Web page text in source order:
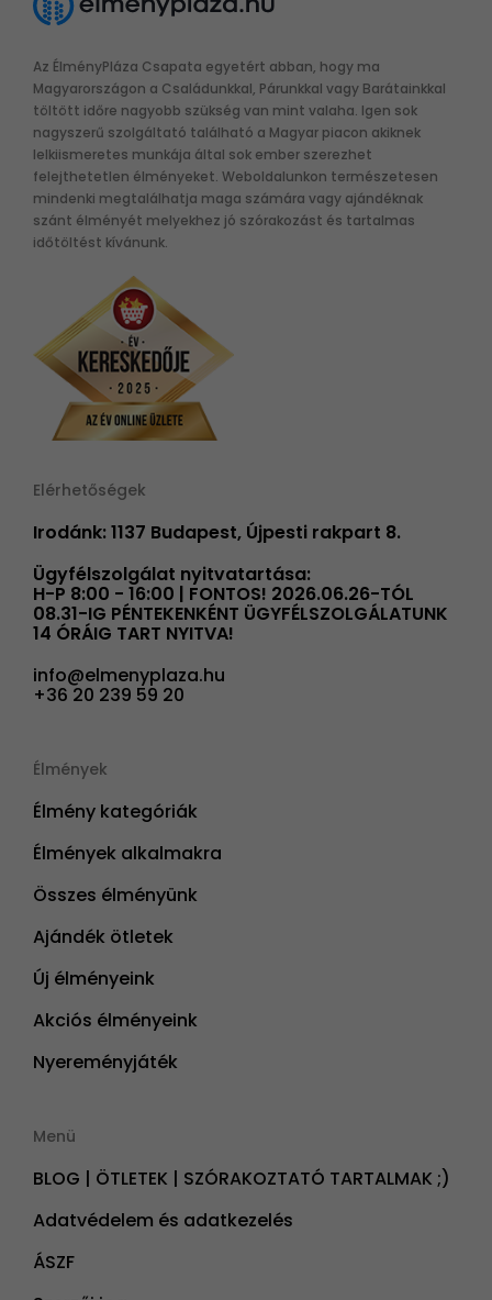
Az ÉlményPláza Csapata egyetért abban, hogy ma
Magyarországon a Családunkkal, Párunkkal vagy Barátainkkal
töltött időre nagyobb szükség van mint valaha. Igen sok
nagyszerű szolgáltató található a Magyar piacon akiknek
lelkiismeretes munkája által sok ember szerezhet
felejthetetlen élményeket. Weboldalunkon természetesen
mindenki megtalálhatja maga számára vagy ajándéknak
szánt élményét melyekhez jó szórakozást és tartalmas
időtöltést kívánunk.
Elérhetőségek
Irodánk: 1137 Budapest, Újpesti rakpart 8.
Ügyfélszolgálat nyitvatartása:
H-P 8:00 - 16:00 | FONTOS! 2026.06.26-TÓL
08.31-IG PÉNTEKENKÉNT ÜGYFÉLSZOLGÁLATUNK
14 ÓRÁIG TART NYITVA!
info@elmenyplaza.hu
+36 20 239 59 20
Élmények
Élmény kategóriák
Élmények alkalmakra
Összes élményünk
Ajándék ötletek
Új élményeink
Akciós élményeink
Nyereményjáték
Menü
BLOG | ÖTLETEK | SZÓRAKOZTATÓ TARTALMAK ;)
Adatvédelem és adatkezelés
ÁSZF